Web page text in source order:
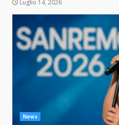
Luglio 14, 2026
News